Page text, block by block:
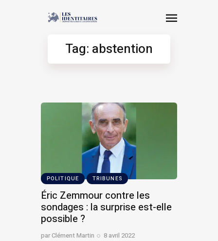
Tag: abstention
POLITIQUE TRIBUNES
Éric Zemmour contre les
sondages : la surprise est-elle
possible ?
parClément Martin 8 avril 2022